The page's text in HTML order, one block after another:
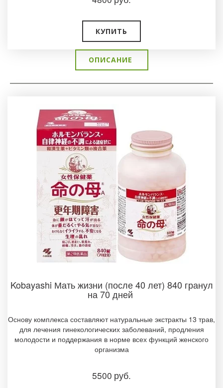
КУПИТЬ
ОПИСАНИЕ
Kobayashi Мать жизни (после 40 лет) 840 гранул
на 70 дней
Основу комплекса составляют натуральные экстракты 13 трав,
для лечения гинекологических заболеваний, продления
молодости и поддержания в норме всех функций женского
организма
5500 руб.